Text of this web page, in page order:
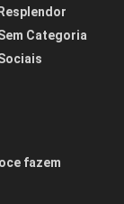
Categoria
fazem